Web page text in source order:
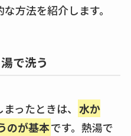
方法を紹介します。
で洗う
ったときは、 水か
のが基本です。熱湯で